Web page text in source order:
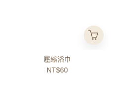
壓縮浴巾
NT$60